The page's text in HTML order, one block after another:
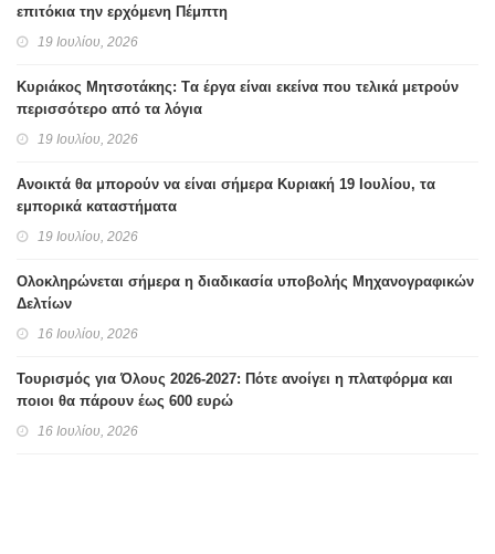
επιτόκια την ερχόμενη Πέμπτη
19 Ιουλίου, 2026
Κυριάκος Μητσοτάκης: Tα έργα είναι εκείνα που τελικά μετρούν
περισσότερο από τα λόγια
19 Ιουλίου, 2026
Ανοικτά θα μπορούν να είναι σήμερα Κυριακή 19 Ιουλίου, τα
εμπορικά καταστήματα
19 Ιουλίου, 2026
Ολοκληρώνεται σήμερα η διαδικασία υποβολής Μηχανογραφικών
Δελτίων
16 Ιουλίου, 2026
Τουρισμός για Όλους 2026-2027: Πότε ανοίγει η πλατφόρμα και
ποιοι θα πάρουν έως 600 ευρώ
16 Ιουλίου, 2026